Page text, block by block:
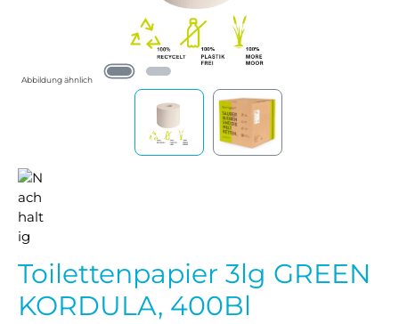
Abbildung ähnlich
Toilettenpapier 3lg GREEN
KORDULA, 400Bl